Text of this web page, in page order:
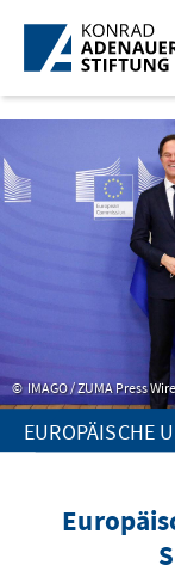
Skip to Main
IMAGO / ZUMA Press Wire